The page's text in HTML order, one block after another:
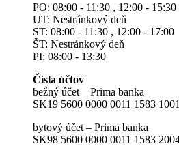
PO: 08:00 - 11:30 , 12:00 - 15:30
UT: Nestránkový deň
ST: 08:00 - 11:30 , 12:00 - 17:00
ŠT: Nestránkový deň
PI: 08:00 - 13:30
Čísla účtov
bežný účet – Prima banka
SK19 5600 0000 0011 1583 1001
bytový účet – Prima banka
SK98 5600 0000 0011 1583